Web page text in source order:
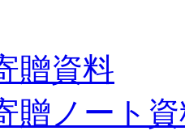
贈資料
贈ノート